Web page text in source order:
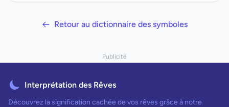
Retour au dictionnaire des symboles
Publicité
Interprétation des Rêves
Découvrez la signification cachée de vos rêves grâce à notre